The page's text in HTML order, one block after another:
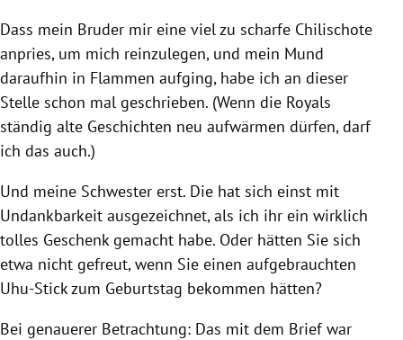
Dass mein Bruder mir eine viel zu scharfe Chilischote
anpries, um mich reinzulegen, und mein Mund
daraufhin in Flammen aufging, habe ich an dieser
Stelle schon mal geschrieben. (Wenn die Royals
ständig alte Geschichten neu aufwärmen dürfen, darf
ich das auch.)
Und meine Schwester erst. Die hat sich einst mit
Undankbarkeit ausgezeichnet, als ich ihr ein wirklich
tolles Geschenk gemacht habe. Oder hätten Sie sich
etwa nicht gefreut, wenn Sie einen aufgebrauchten
Uhu-Stick zum Geburtstag bekommen hätten?
Bei genauerer Betrachtung: Das mit dem Brief war